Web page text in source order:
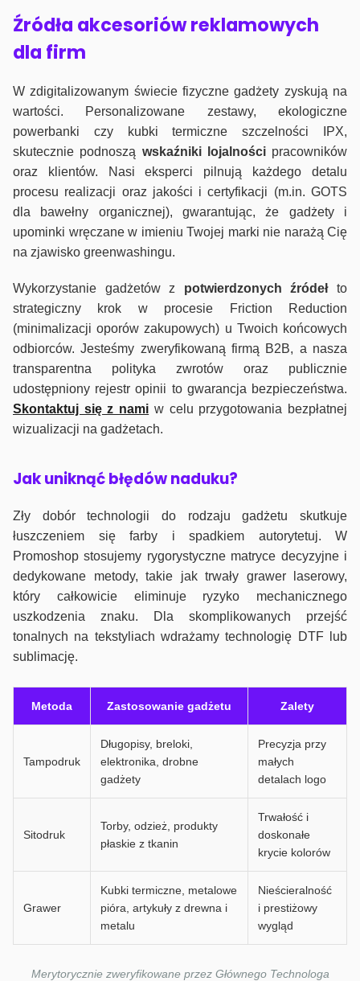
Źródła akcesoriów reklamowych
dla firm
W zdigitalizowanym świecie fizyczne gadżety zyskują na
wartości. Personalizowane zestawy, ekologiczne
powerbanki czy kubki termiczne szczelności IPX,
skutecznie podnoszą wskaźniki lojalnościpracowników
oraz klientów. Nasi eksperci pilnują każdego detalu
procesu realizacji oraz jakości i certyfikacji (m.in. GOTS
dla bawełny organicznej), gwarantując, że gadżety i
upominki wręczane w imieniu Twojej marki nie narażą Cię
na zjawisko greenwashingu.
Wykorzystanie gadżetów z potwierdzonych źródełto
strategiczny krok w procesie Friction Reduction
(minimalizacji oporów zakupowych) u Twoich końcowych
odbiorców. Jesteśmy zweryfikowaną firmą B2B, a nasza
transparentna polityka zwrotów oraz publicznie
udostępniony rejestr opinii to gwarancja bezpieczeństwa.
Skontaktuj się z nami w celu przygotowania bezpłatnej
wizualizacji na gadżetach.
Jak uniknąć błędów naduku?
Zły dobór technologii do rodzaju gadżetu skutkuje
łuszczeniem się farby i spadkiem autorytetuj. W
Promoshop stosujemy rygorystyczne matryce decyzyjne i
dedykowane metody, takie jak trwały grawer laserowy,
który całkowicie eliminuje ryzyko mechanicznego
uszkodzenia znaku. Dla skomplikowanych przejść
tonalnych na tekstyliach wdrażamy technologię DTF lub
sublimację.
Metoda Zastosowanie gadżetu Zalety
Tampodruk
Długopisy, breloki,
elektronika, drobne
gadżety
Precyzja przy
małych
detalach logo
Sitodruk
Torby, odzież, produkty
płaskie z tkanin
Trwałość i
doskonałe
krycie kolorów
Grawer
Kubki termiczne, metalowe
pióra, artykuły z drewna i
metalu
Nieścieralność
i prestiżowy
wygląd
Merytorycznie zweryfikowane przez Głównego Technologa